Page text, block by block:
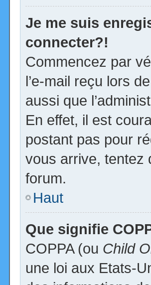
Je me suis
connecter?!
Commencez par
l’e-mail reçu lors
aussi que
En effet, il est
postant pas pour
vous arrive, tentez
forum.
Haut
Que signifie
COPPA (ou Child
une loi aux Etats-